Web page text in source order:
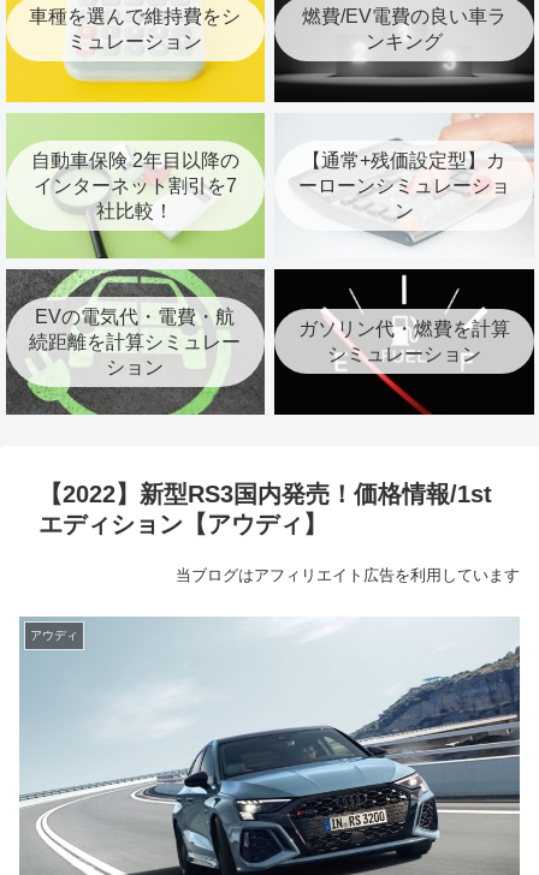
車種を選んで維持費をシ
ミュレーション
燃費/EV電費の良い車ラ
ンキング
自動車保険 2年目以降の
インターネット割引を7
社比較！
【通常+残価設定型】カ
ーローンシミュレーショ
ン
EVの電気代・電費・航
続距離を計算シミュレー
ション
ガソリン代・燃費を計算
シミュレーション
【2022】新型RS3国内発売！価格情報/1st
エディション【アウディ】
当ブログはアフィリエイト広告を利用しています
アウディ